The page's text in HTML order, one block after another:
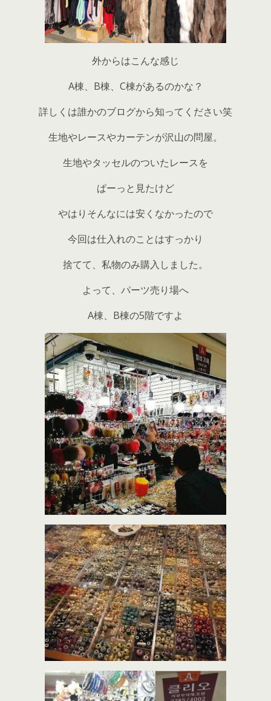
外からはこんな感じ
A棟、B棟、C棟があるのかな？
詳しくは誰かのブログから知ってください笑
生地やレースやカーテンが沢山の問屋。
生地やタッセルのついたレースを
ぱーっと見たけど
やはりそんなには安くなかったので
今回は仕入れのことはすっかり
捨てて、私物のみ購入しました。
よって、パーツ売り場へ
A棟、B棟の5階ですよ